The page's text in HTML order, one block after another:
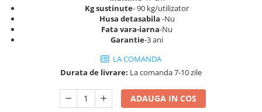
Top saltele 5 cm
Top saltele 10 cm
Top saltele memory 5 cm
Top saltele MemoHR 6.5 cm
Saltele ieftine
Saltele cu plasa de arcuri
Saltele cu spuma
Scaune pentru vizitatori
Scaune manager
Scaune pentru bucatarie
Seturi mese si scaune bucatarie
Kg sustinute- 90 kg/utilizator
Husa detasabila -Nu
Fata vara-iarna-Nu
Garantie-3 ani
LA COMANDA
Durata de livrare: La comanda 7-10 zile
ADAUGA IN COS